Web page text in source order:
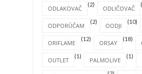
ODLAKOVAČ
(2)
ODLIČOVAČ
ODPORÚČAM
(2)
OODJI
(10)
ORIFLAME
(12)
ORSAY
(18)
OUTLET
(1)
PALMOLIVE
(1)